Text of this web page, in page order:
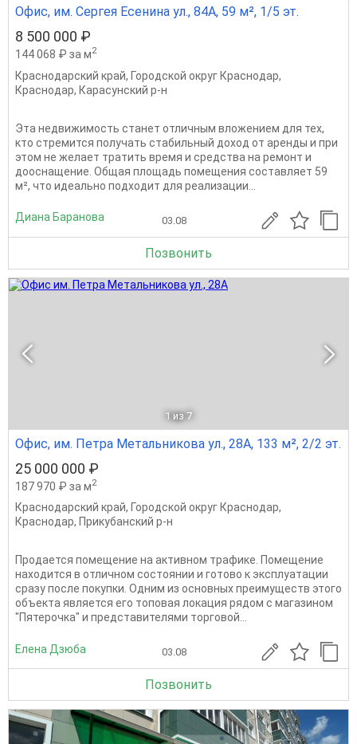
Офис, им. Сергея Есенина ул., 84А, 59 м², 1/5 эт.
8 500 000 ₽
144 068 ₽ за м2
Краснодарский край, Городской округ Краснодар,
Краснодар, Карасунский р-н
Эта недвижимость станет отличным вложением для тех,
кто стремится получать стабильный доход от аренды и при
этом не желает тратить время и средства на ремонт и
дооснащение. Общая площадь помещения составляет 59
м², что идеально подходит для реализации...
Диана Баранова 03.08
Позвонить
1 из 7
Офис, им. Петра Метальникова ул., 28А, 133 м², 2/2 эт.
25 000 000 ₽
187 970 ₽ за м2
Краснодарский край, Городской округ Краснодар,
Краснодар, Прикубанский р-н
Продается помещение на активном трафике. Помещение
находится в отличном состоянии и готово к эксплуатации
сразу после покупки. Одним из основных преимуществ этого
объекта является его топовая локация рядом с магазином
"Пятерочка" и представителями торговой...
Елена Дзюба 03.08
Позвонить